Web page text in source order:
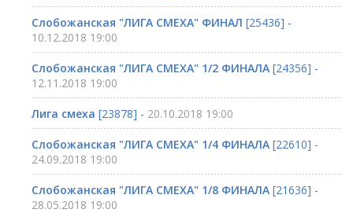
Слобожанская "ЛИГА СМЕХА" ФИНАЛ [25436] -
10.12.2018 19:00
Слобожанская "ЛИГА СМЕХА" 1/2 ФИНАЛА [24356] -
12.11.2018 19:00
Лига смеха [23878] - 20.10.2018 19:00
Слобожанская "ЛИГА СМЕХА" 1/4 ФИНАЛА [22610] -
24.09.2018 19:00
Слобожанская "ЛИГА СМЕХА" 1/8 ФИНАЛА [21636] -
28.05.2018 19:00